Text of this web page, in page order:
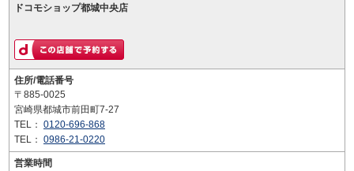
ドコモショップ都城中央店
住所/電話番号
〒885-0025
宮崎県都城市前田町7-27
TEL： 0120-696-868
TEL： 0986-21-0220
営業時間